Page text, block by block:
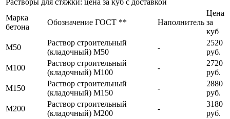
Марка
бетона
Обозначение ГОСТ ** Наполнитель
Цена
за
куб
М50
Раствор строительный
(кладочный) М50
-
2520
руб.
М100
Раствор строительный
(кладочный) М100
-
2720
руб.
М150
Раствор строительный
(кладочный) М150
-
2880
руб.
М200
Раствор строительный
(кладочный) М200
-
3180
руб.